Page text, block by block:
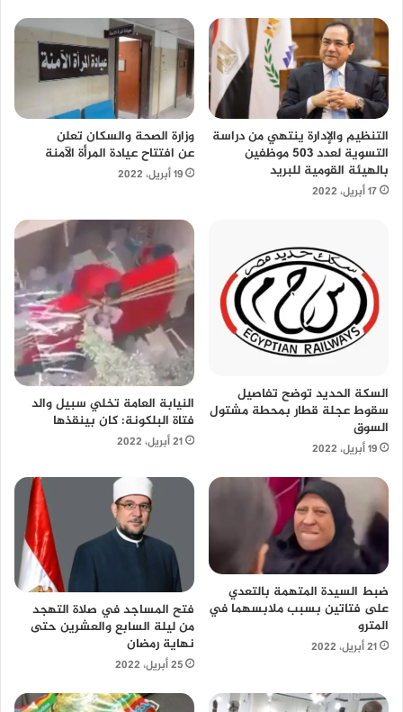
التنظيم والإدارة ينتهي من دراسة
التسوية لعدد 503 موظفين
بالهيئة القومية للبريد
17 أبريل، 2022
وزارة الصحة والسكان تعلن
عن افتتاح عيادة المرأة الآمنة
19 أبريل، 2022
السكة الحديد توضح تفاصيل
سقوط عجلة قطار بمحطة مشتول
السوق
19 أبريل، 2022
النيابة العامة تخلي سبيل والد
فتاة البلكونة: كان بينقذها
21 أبريل، 2022
ضبط السيدة المتهمة بالتعدي
على فتاتين بسبب ملابسهما في
المترو
21 أبريل، 2022
فتح المساجد في صلاة التهجد
من ليلة السابع والعشرين حتى
نهاية رمضان
25 أبريل، 2022